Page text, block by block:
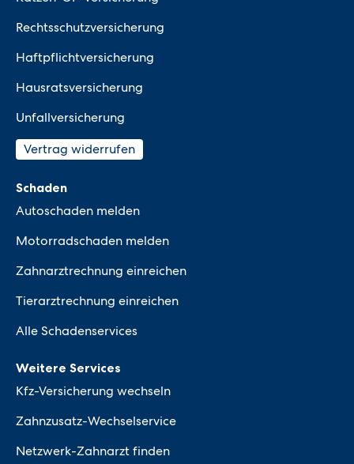
Rechtsschutzversicherung
Haftpflichtversicherung
Hausratsversicherung
Unfallversicherung
Vertrag widerrufen
Schaden
Autoschaden melden
Motorradschaden melden
Zahnarztrechnung einreichen
Tierarztrechnung einreichen
Alle Schadenservices
Weitere Services
Kfz-Versicherung wechseln
Zahnzusatz-Wechselservice
Netzwerk-Zahnarzt finden